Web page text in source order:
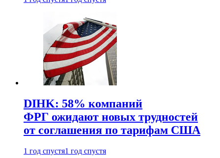
DIHK: 58% компаний
ФРГ ожидают новых трудностей
от соглашения по тарифам США
1 год спустя1 год спустя